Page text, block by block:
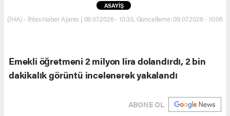
ASAYİŞ
(İHA) - İhlas Haber Ajansı | 09.07.2026 - 10:33, Güncelleme: 09.07.2026 - 10:06
Emekli öğretmeni 2 milyon lira dolandırdı, 2 bin
dakikalık görüntü incelenerek yakalandı
ABONE OL